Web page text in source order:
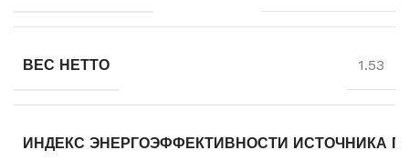
ВЕС НЕТТО 1.53
ИНДЕКС ЭНЕРГОЭФФЕКТИВНОСТИ ИСТОЧНИКА